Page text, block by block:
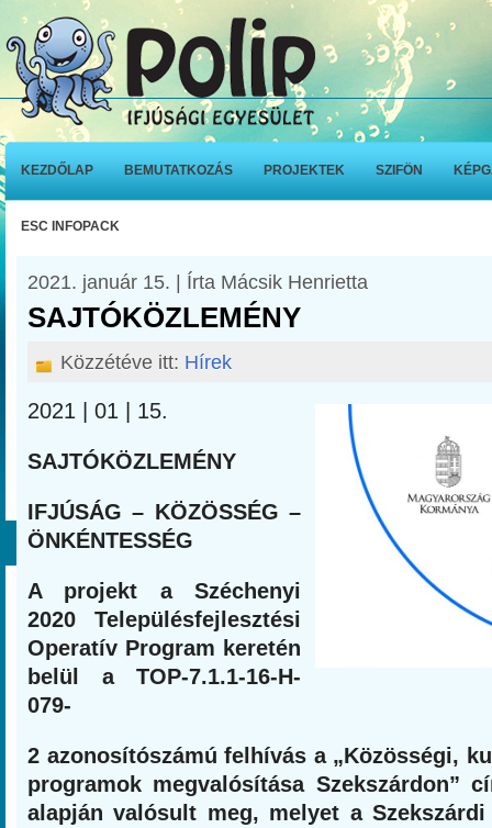
KEZDŐLAP BEMUTATKOZÁS PROJEKTEK SZIFÖN
ESC INFOPACK
2021. január 15. | Írta Mácsik Henrietta
SAJTÓKÖZLEMÉNY
Közzétéve itt: Hírek
2021 | 01 | 15.
SAJTÓKÖZLEMÉNY
IFJÚSÁG – KÖZÖSSÉG –
ÖNKÉNTESSÉG
A projekt a Széchenyi
2020 Településfejlesztési
Operatív Program keretén
belül a TOP-7.1.1-16-H-
079-
2 azonosítószámú felhívás a „Közösségi,
programok megvalósítása Szekszárdon”
alapján valósult meg, melyet a